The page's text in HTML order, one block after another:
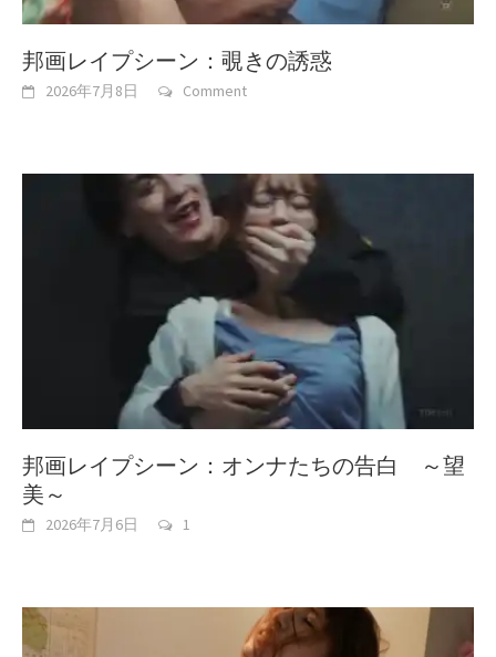
邦画レイプシーン：覗きの誘惑
2026年7月8日 Comment
邦画レイプシーン：オンナたちの告白 ～望
美～
2026年7月6日 1